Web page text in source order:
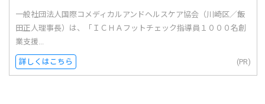
一般社団法人国際コメディカルアンドヘルスケア協会（川崎区／飯
田正人理事長）は、「ＩＣＨＡフットチェック指導員１０００名創
業支援...
詳しくはこちら (PR)